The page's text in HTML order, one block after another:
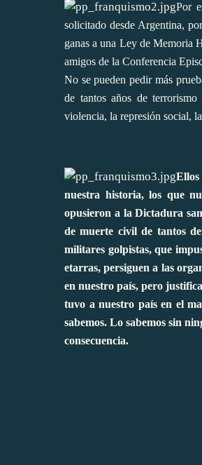
Por
solicitado desde Argentina,
ganas a una Ley de Memoria
amigos de la Conferencia
No se pueden pedir más
de tantos años de
violencia, la represión social,
Ellos
nuestra historia, los que
opusieron a la Dictadura
de muerte civil de tantos
militares golpistas, que
etarras, persiguen a las
en nuestro país, pero
tuvo a nuestro país en el
sabemos. Lo sabemos sin
consecuencia.